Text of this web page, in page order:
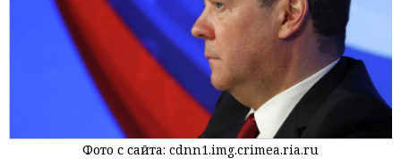
Фото с сайта: cdnn1.img.crimea.ria.ru